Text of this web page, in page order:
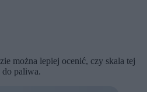
można lepiej ocenić, czy skala tej
do paliwa.